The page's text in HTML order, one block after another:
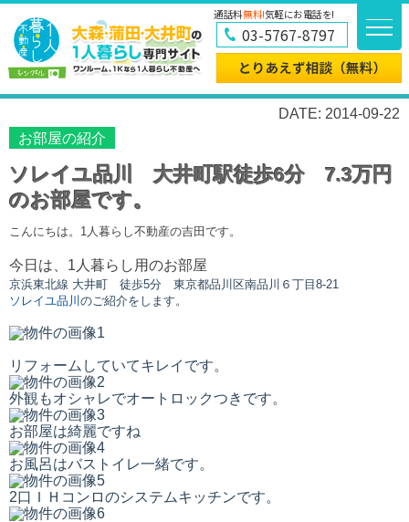
通話料無料!気軽にお電話を!
03-5767-8797
DATE: 2014-09-22
お部屋の紹介
ソレイユ品川 大井町駅徒歩6分 7.3万円
のお部屋です。
こんにちは。1人暮らし不動産の吉田です。
今日は、1人暮らし用のお部屋
京浜東北線 大井町 徒歩5分 東京都品川区南品川６丁目8-21
ソレイユ品川 のご紹介をします。
リフォームしていてキレイです。
外観もオシャレでオートロックつきです。
お部屋は綺麗ですね
お風呂はバストイレ一緒です。
2口ＩＨコンロのシステムキッチンです。